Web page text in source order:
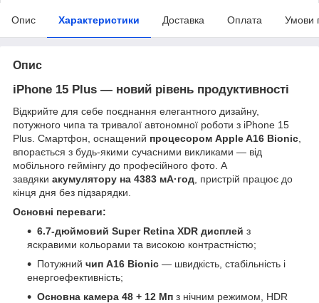
Опис Характеристики Доставка Оплата Умови
Опис
iPhone 15 Plus — новий рівень продуктивності
Відкрийте для себе поєднання елегантного дизайну,
потужного чипа та тривалої автономної роботи з iPhone 15
Plus. Смартфон, оснащений процесором Apple A16 Bionic
впорається з будь-якими сучасними викликами — від
мобільного геймінгу до професійного фото. А
завдяки акумулятору на 4383 мА·год , пристрій працює до
кінця дня без підзарядки.
Основні переваги:
6.7-дюймовий Super Retina XDR дисплей з
яскравими кольорами та високою контрастністю;
Потужний чип A16 Bionic — швидкість, стабільність і
енергоефективність;
Основна камера 48 + 12 Мп з нічним режимом, HDR